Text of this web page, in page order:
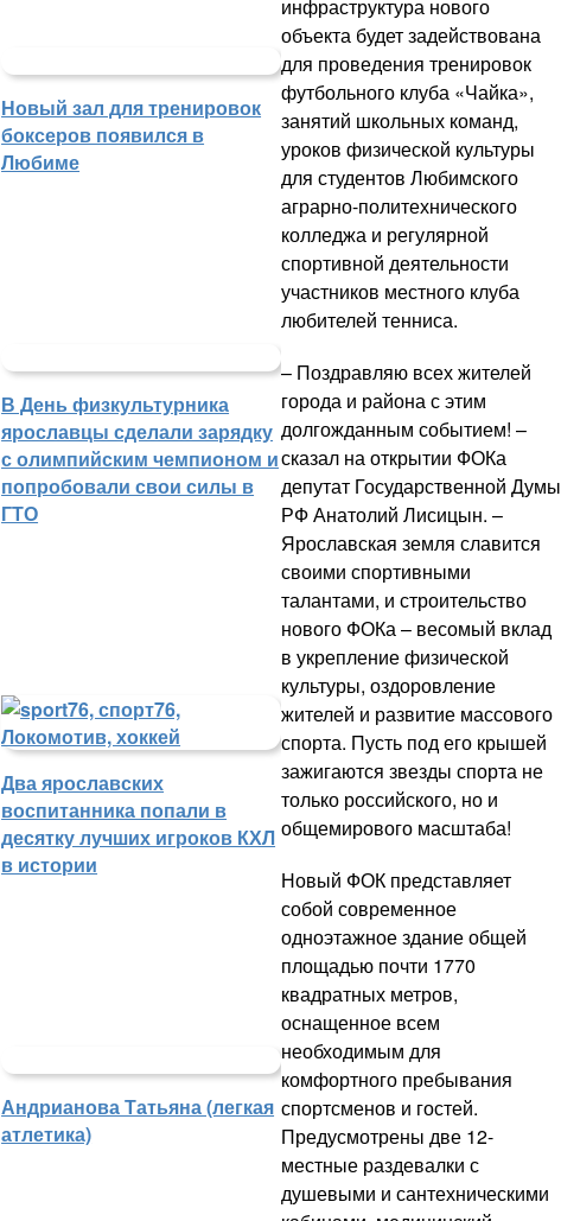
Новый зал для тренировок
боксеров появился в
Любиме
В День физкультурника
ярославцы сделали зарядку
с олимпийским чемпионом и
попробовали свои силы в
ГТО
Два ярославских
воспитанника попали в
десятку лучших игроков КХЛ
в истории
Андрианова Татьяна (легкая
атлетика)
инфраструктура нового
объекта будет задействована
для проведения тренировок
футбольного клуба «Чайка»,
занятий школьных команд,
уроков физической культуры
для студентов Любимского
аграрно-политехнического
колледжа и регулярной
спортивной деятельности
участников местного клуба
любителей тенниса.
– Поздравляю всех жителей
города и района с этим
долгожданным событием! –
сказал на открытии ФОКа
депутат Государственной Думы
РФ Анатолий Лисицын. –
Ярославская земля славится
своими спортивными
талантами, и строительство
нового ФОКа – весомый вклад
в укрепление физической
культуры, оздоровление
жителей и развитие массового
спорта. Пусть под его крышей
зажигаются звезды спорта не
только российского, но и
общемирового масштаба!
Новый ФОК представляет
собой современное
одноэтажное здание общей
площадью почти 1770
квадратных метров,
оснащенное всем
необходимым для
комфортного пребывания
спортсменов и гостей.
Предусмотрены две 12-
местные раздевалки с
душевыми и сантехническими